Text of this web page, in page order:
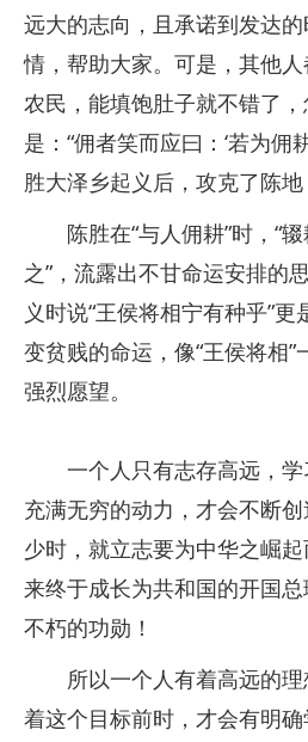
远大的志向，且承诺到发达
情，帮助大家。可是，其他
农民，能填饱肚子就不错了
是：“佣者笑而应曰：‘若为佣
胜大泽乡起义后，攻克了陈地
陈胜在“与人佣耕”时，“辍
之”，流露出不甘命运安排的
义时说“王侯将相宁有种乎”
变贫贱的命运，像“王侯将相”
强烈愿望。
一个人只有志存高远，学
充满无穷的动力，才会不断
少时，就立志要为中华之崛
来终于成长为共和国的开国
不朽的功勋！
所以一个人有着高远的理
着这个目标前时，才会有明确